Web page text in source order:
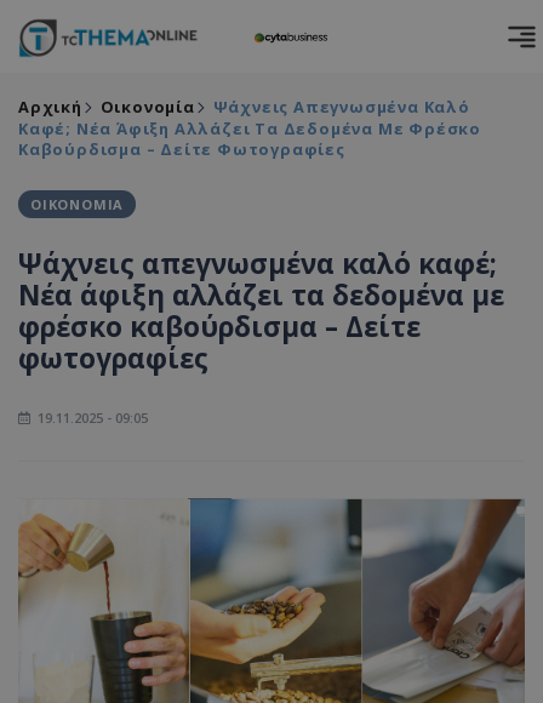
Αρχική Οικονομία
Ψάχνεις Απεγνωσμένα Καλό
Καφέ; Νέα Άφιξη Αλλάζει Τα Δεδομένα Με Φρέσκο
Καβούρδισμα – Δείτε Φωτογραφίες
ΟΙΚΟΝΟΜΙΑ
Ψάχνεις απεγνωσμένα καλό καφέ;
Νέα άφιξη αλλάζει τα δεδομένα με
φρέσκο καβούρδισμα – Δείτε
φωτογραφίες
19.11.2025 - 09:05